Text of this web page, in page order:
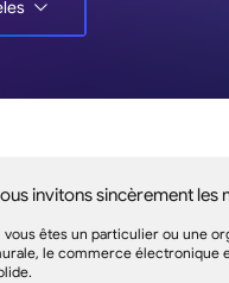
invitons sincèrement les
vous êtes un particulier ou une
le commerce électronique